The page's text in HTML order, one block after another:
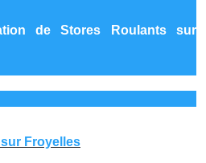
de Stores Roulants sur
Froyelles